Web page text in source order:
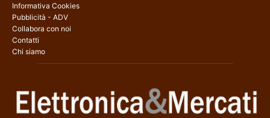
Informativa Cookies
Pubblicità - ADV
Collabora con noi
Contatti
Chi siamo